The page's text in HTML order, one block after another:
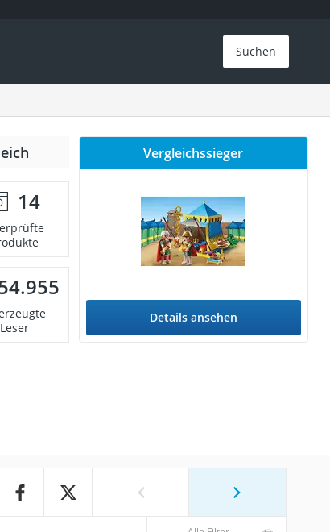
Suchen
14
Leser
Vergleichssieger
Details ansehen